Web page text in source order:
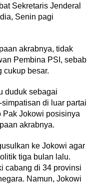
Sekretaris Jenderal
Senin pagi
akrabnya, tidak
Pembina PSI, sebab
cukup besar.
duduk sebagai
di luar partai
Pak Jokowi posisinya
akrabnya.
ke Jokowi agar
tiga bulan lalu.
cabang di 34 provinsi
Namun, Jokowi